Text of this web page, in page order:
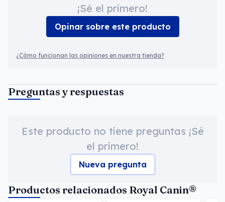
¡Sé el primero!
Opinar sobre este producto
¿Cómo funcionan las opiniones en nuestra tienda?
Preguntas y respuestas
Este producto no tiene preguntas ¡Sé
el primero!
Nueva pregunta
Productos relacionados Royal Canin®